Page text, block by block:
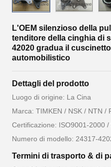
L'OEM silenzioso della
tenditore della cinghia di
42020 gradua il
automobilistico
Dettagli del prodotto
Luogo di origine: La Cina
Marca: TIMKEN / NSK / NTN /
Certificazione: ISO9001-2000 /
Numero di modello: 24317-
Termini di trasporto & di